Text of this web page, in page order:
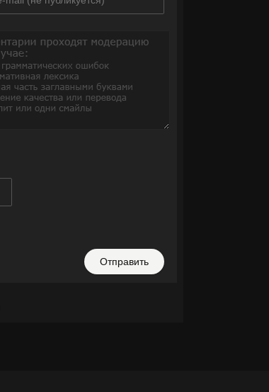
Отправить